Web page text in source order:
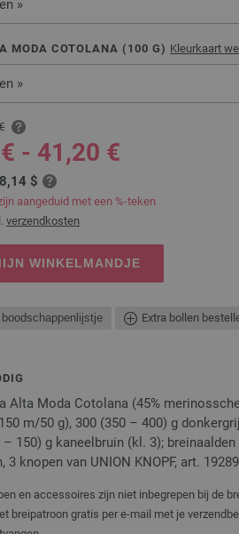
»
MODA COTOLANA ( 100 G) Kleurkaart
»
- 41,20 €
$
aangeduid met een %-teken
verzendkosten
WINKELMANDJE
Extra bollen
Alta Moda Cotolana (45%
m/50 g), 300 (350 – 400) g
– 150) g kaneelbruin (kl. 3);
3 knopen van UNION KNOPF, art.
en accessoires zijn niet inbegrepen bij de
breipatroon gratis per e-mail met je